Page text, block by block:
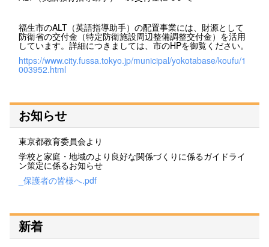
福生市のALT（英語指導助手）の配置事業には、財源として
防衛省の交付金（特定防衛施設周辺整備調整交付金）を活用
しています。詳細につきましては、市のHPを御覧ください。
https://www.city.fussa.tokyo.jp/municipal/yokotabase/koufu/1
003952.html
お知らせ
東京都教育委員会より
学校と家庭・地域のより良好な関係づくりに係るガイドライ
ン策定に係るお知らせ
_保護者の皆様へ.pdf
新着